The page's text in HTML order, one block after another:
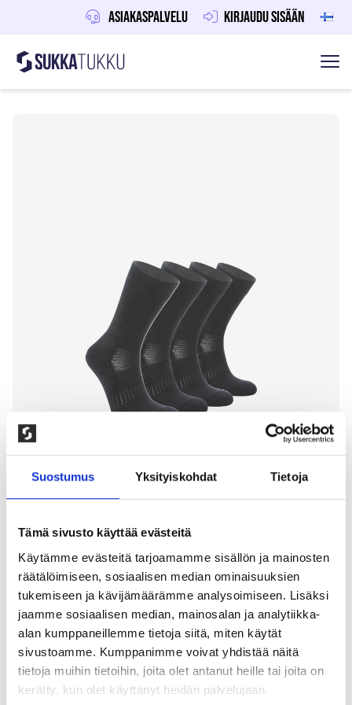
Suostumus Yksityiskohdat Tietoja
Tämä sivusto käyttää evästeitä
Käytämme evästeitä tarjoamamme sisällön ja mainosten
räätälöimiseen, sosiaalisen median ominaisuuksien
tukemiseen ja kävijämäärämme analysoimiseen. Lisäksi
jaamme sosiaalisen median, mainosalan ja analytiikka-
alan kumppaneillemme tietoja siitä, miten käytät
sivustoamme. Kumppanimme voivat yhdistää näitä
tietoja muihin tietoihin, joita olet antanut heille tai joita on
kerätty, kun olet käyttänyt heidän palvelujaan.
Asiakaspalvelu Kirjaudu sisään
Hoppa till innehåll
Sukkatukku
4-PAKKAUS ULTRA PERFORMANCE
-URHEILUSUKAT, MUSTA
200,00kr
Kestävästä puuvillasta valmistettu urheilu ja vapaa-
ajan sukka. Froteepohja ja kiristys jalkoimella takaa